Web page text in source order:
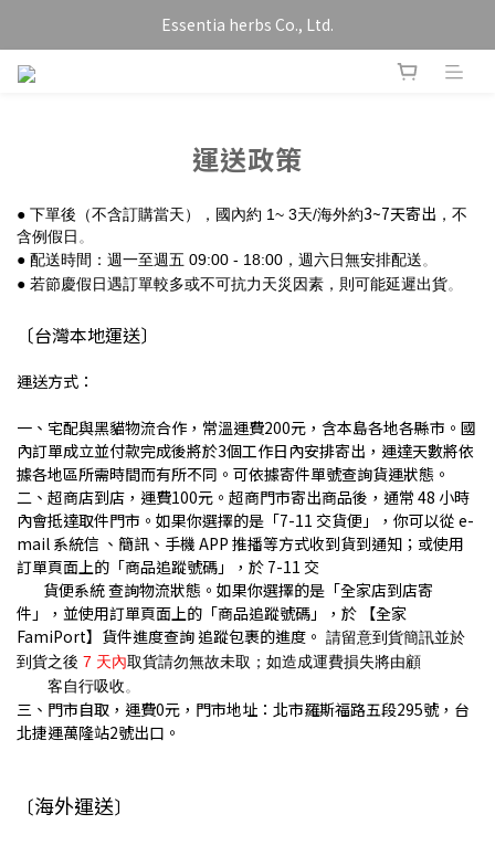
Essentia herbs Co., Ltd.
運送政策
● 下單後（不含訂購當天）， 國內約 1~ 3天/海外約3~7天寄出 ，不
含例假日。
● 配送時間：週一至週五 09:00 - 18:00，週六日無安排配送。
● 若節慶假日遇訂單較多或不可抗力天災因素，則可能延遲出貨。
〔台灣本地運送〕
運送方式：
一、 宅配與黑貓物流合作 ，常溫運費200元 ，含本島各地各縣市。國
內訂單成立並付款完成後將於3個工作日內安排寄出，運達天數將依
據各地區所需時間而有所不同。可依據寄件單號查詢貨運狀態。
二、 超商店到店，運費100元。超商門市寄出商品後，通常 48 小時
內會抵達取件門市。 如果你選擇的是「7-11 交貨便」，你可以從 e-
mail 系統信 、簡訊、手機 APP 推播等方式收到貨到通知；或使用
訂單頁面上的「商品追蹤號碼」，於 7-11 交
貨便系統 查詢物流狀態。 如果你選擇的是「全家店到店寄
件」，並使用訂單頁面上的「商品追蹤號碼」，於 【全家
FamiPort】貨件進度查詢 追蹤包裹的進度。 請留意到貨簡訊並於
到貨之後 7 天內取貨請勿無故未取；如造成運費損失將由顧
客自行吸收。
三、門市自取，運費0元，門市地址：北市羅斯福路五段295號，台
北捷運萬隆站2號出口。
〔海外運送〕